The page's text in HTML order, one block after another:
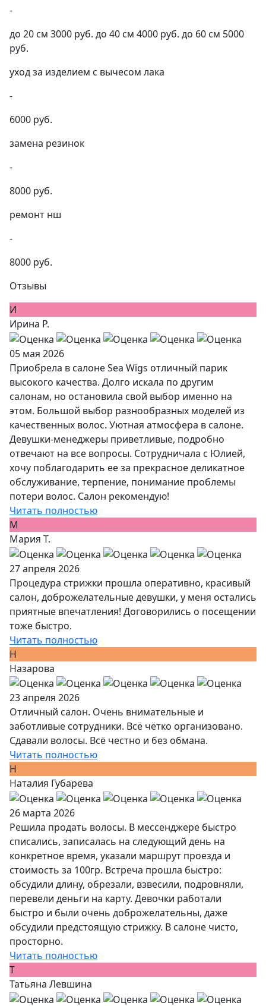
-
до 20 см 3000 руб. до 40 см 4000 руб. до 60 см 5000
руб.
уход за изделием с вычесом лака
-
6000 руб.
замена резинок
-
8000 руб.
ремонт нш
-
8000 руб.
Отзывы
И
Ирина Р.
05 мая 2026
Приобрела в салоне Sea Wigs отличный парик
высокого качества. Долго искала по другим
салонам, но остановила свой выбор именно на
этом. Большой выбор разнообразных моделей из
качественных волос. Уютная атмосфера в салоне.
Девушки-менеджеры приветливые, подробно
отвечают на все вопросы. Сотрудничала с Юлией,
хочу поблагодарить ее за прекрасное деликатное
обслуживание, терпение, понимание проблемы
потери волос. Салон рекомендую!
Читать полностью
М
Мария Т.
27 апреля 2026
Процедура стрижки прошла оперативно, красивый
салон, доброжелательные девушки, у меня остались
приятные впечатления! Договорились о посещении
тоже быстро.
Читать полностью
Н
Назарова
23 апреля 2026
Отличный салон. Очень внимательные и
заботливые сотрудники. Всё чётко организовано.
Сдавали волосы. Всё честно и без обмана.
Читать полностью
Н
Наталия Губарева
26 марта 2026
Решила продать волосы. В мессенджере быстро
списались, записалась на следующий день на
конкретное время, указали маршрут проезда и
стоимость за 100гр. Встреча прошла быстро:
обсудили длину, обрезали, взвесили, подровняли,
перевели деньги на карту. Девочки работали
быстро и были очень доброжелательны, даже
обсудили предстоящую стрижку. В салоне чисто,
просторно.
Читать полностью
Т
Татьяна Левшина